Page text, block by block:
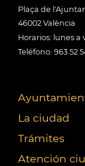
Plaça de
46002 València
Horarios: lunes a
Teléfono: 963 52
La ciudad
Trámites
Atención